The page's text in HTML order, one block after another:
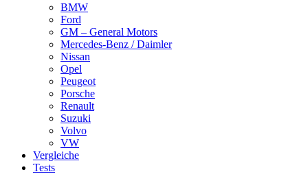
BMW
Ford
GM – General Motors
Mercedes-Benz / Daimler
Nissan
Opel
Peugeot
Porsche
Renault
Suzuki
Volvo
VW
Vergleiche
Tests